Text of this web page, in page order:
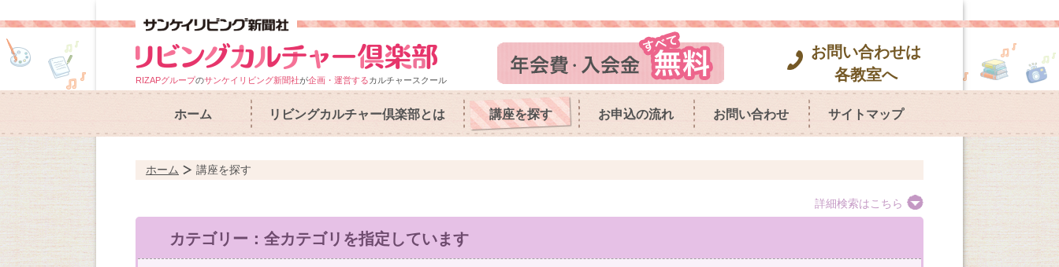
RIZAPグループのサンケイリビング新聞社が企画・運営するカルチャースクール
お問い合わせは
各教室へ
ホーム リビングカルチャー倶楽部とは 講座を探す お申込の流れ お問い合わせ サイトマップ
ホーム 講座を探す
詳細検索はこちら
カテゴリー：全カテゴリを指定しています